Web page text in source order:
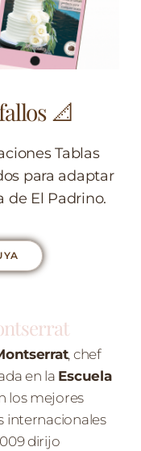
📐
Tablas
para adaptar
de El Padrino.
, chef
en la Escuela
los mejores
internacionales
dirijo